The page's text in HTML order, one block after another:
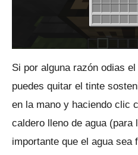
Si por alguna razón odias
puedes quitar el tinte
en la mano y haciendo clic
caldero lleno de agua (para
importante que el agua